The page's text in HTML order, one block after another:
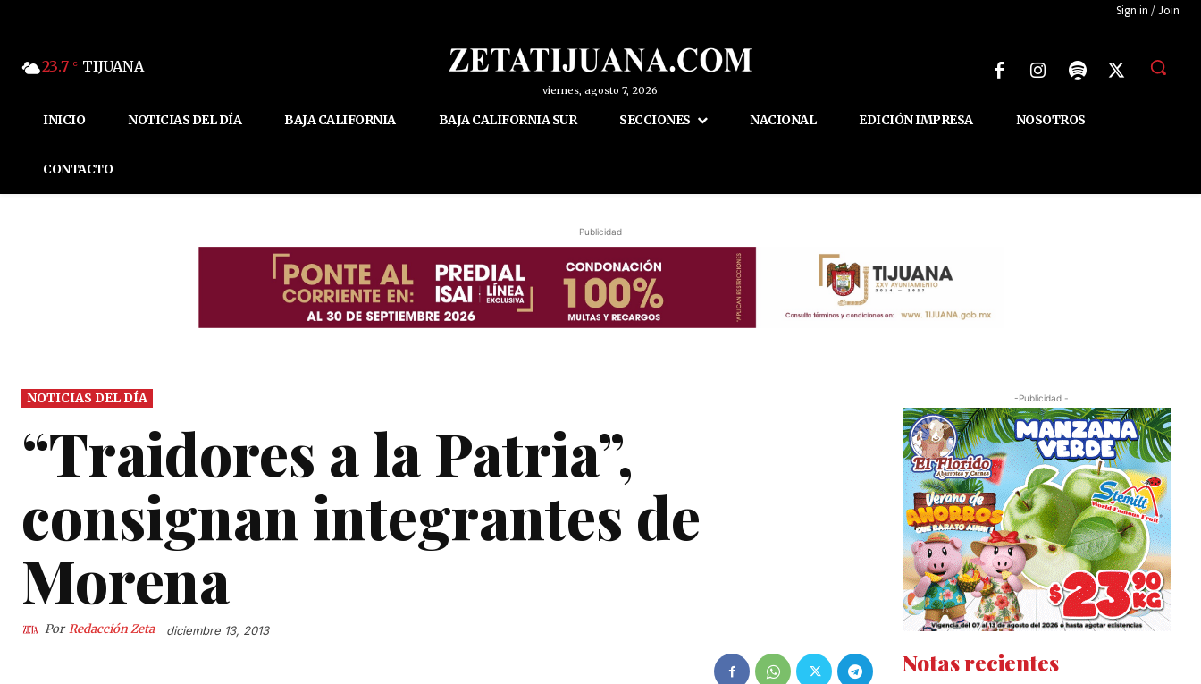
Sign in / Join
23.7 C TIJUANA
viernes, agosto 7, 2026
INICIO NOTICIAS DEL DÍA BAJA CALIFORNIA BAJA CALIFORNIA SUR SECCIONES NACIONAL EDICIÓN IMPRESA NOSOTROS
CONTACTO
Publicidad
NOTICIAS DEL DÍA
“Traidores a la Patria”,
consignan integrantes de
Morena
Por Redacción Zeta diciembre 13, 2013
-Publicidad -
Notas recientes